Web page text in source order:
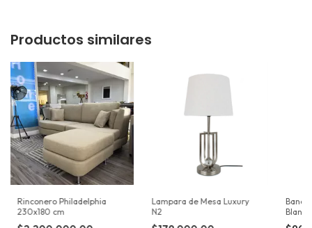
Productos similares
Rinconero Philadelphia
230x180 cm
Lampara de Mesa Luxury
N2